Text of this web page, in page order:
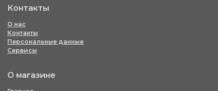
Контакты
О нас
Контакты
Персональные данные
Сервисы
О магазине